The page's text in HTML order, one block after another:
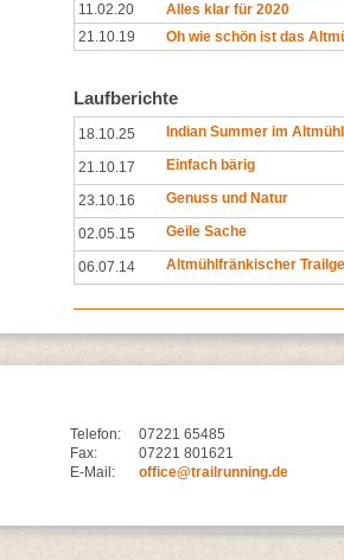
11.02.20
Alles klar für 2020
21.10.19
Oh wie schön ist das
Laufberichte
18.10.25 Indian Summer im
21.10.17 Einfach bärig
23.10.16 Genuss und Natur
02.05.15 Geile Sache
06.07.14 Altmühlfränkischer
Telefon:
07221 65485
Fax:
07221 801621
E-Mail:
office@trailrunning.de